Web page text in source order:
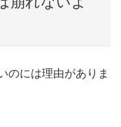
のには理由がありま